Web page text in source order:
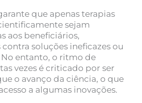
que apenas terapias
sejam
aos beneficiários,
soluções ineficazes ou
entanto, o ritmo de
vezes é criticado por ser
o avanço da ciência, o que
a algumas inovações.